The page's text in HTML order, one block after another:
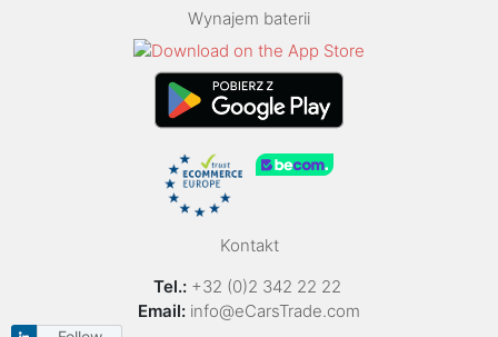
Wynajem baterii
Kontakt
Tel.: +32 (0)2 342 22 22
Email: info@eCarsTrade.com